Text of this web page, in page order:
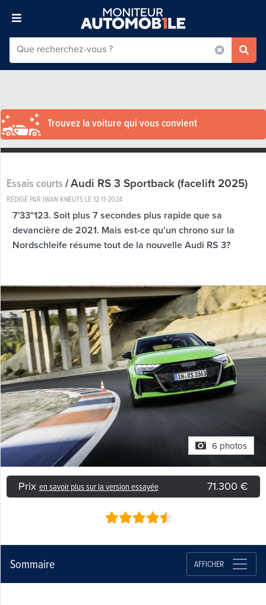
Trouvez la voiture qui vous convient
Essais courts/Audi RS 3 Sportback (facelift 2025)
RÉDIGÉ PAR IWAN KNEUTS LE12-11-2024
7'33"123. Soit plus 7 secondes plus rapide que sa
devancière de 2021. Mais est-ce qu’un chrono sur la
Nordschleife résume tout de la nouvelle Audi RS 3?
6 photos
Prix en savoir plus sur la version essayée 71.300 €
Sommaire AFFICHER